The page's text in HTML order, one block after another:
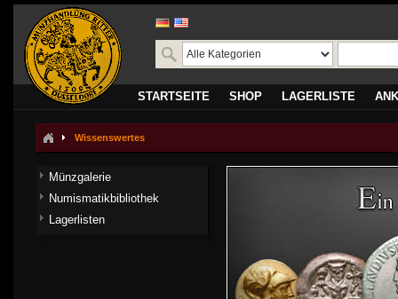
STARTSEITE SHOP LAGERLISTE
Wissenswertes
Münzgalerie
Numismatikbibliothek
Lagerlisten